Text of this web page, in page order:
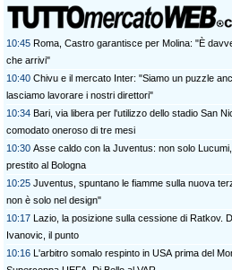
10:45 Roma, Castro garantisce per Molina: "È
che arrivi"
10:40 Chivu e il mercato Inter: "Siamo un puzzle
lasciamo lavorare i nostri direttori"
10:34 Bari, via libera per l'utilizzo dello stadio San
comodato oneroso di tre mesi
10:30 Asse caldo con la Juventus: non solo
prestito al Bologna
10:25 Juventus, spuntano le fiamme sulla nuova
non è solo nel design"
10:17 Lazio, la posizione sulla cessione di Ratkov.
Ivanovic, il punto
10:16 L'arbitro somalo respinto in USA prima del